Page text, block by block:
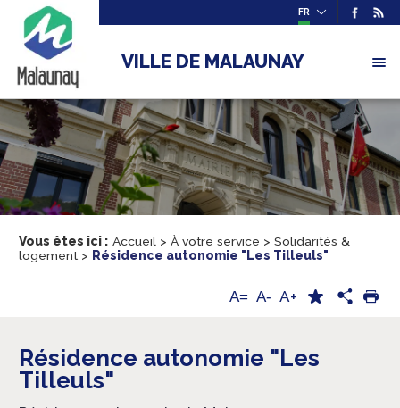
FR
VILLE DE MALAUNAY
Vous êtes ici : Accueil > À votre service > Solidarités &
logement > Résidence autonomie "Les Tilleuls"
A= A- A+
Résidence autonomie "Les
Tilleuls"